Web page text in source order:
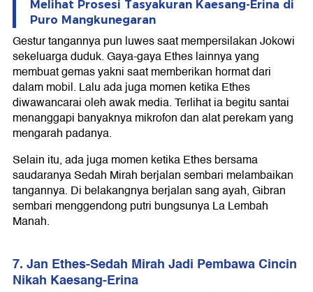
Melihat Prosesi Tasyakuran Kaesang-Erina di
Puro Mangkunegaran
Gestur tangannya pun luwes saat mempersilakan Jokowi
sekeluarga duduk. Gaya-gaya Ethes lainnya yang
membuat gemas yakni saat memberikan hormat dari
dalam mobil. Lalu ada juga momen ketika Ethes
diwawancarai oleh awak media. Terlihat ia begitu santai
menanggapi banyaknya mikrofon dan alat perekam yang
mengarah padanya.
Selain itu, ada juga momen ketika Ethes bersama
saudaranya Sedah Mirah berjalan sembari melambaikan
tangannya. Di belakangnya berjalan sang ayah, Gibran
sembari menggendong putri bungsunya La Lembah
Manah.
7. Jan Ethes-Sedah Mirah Jadi Pembawa Cincin
Nikah Kaesang-Erina